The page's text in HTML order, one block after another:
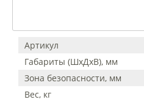
Артикул
Габариты (ШхДхВ), мм
Зона безопасности, мм
Вес, кг